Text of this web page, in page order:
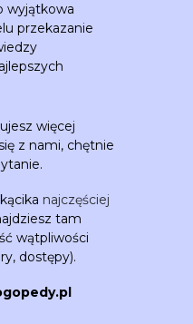
wyjątkowa
przekazanie
więcej
z nami, chętnie
najczęściej
tam
wątpliwości
dostępy).